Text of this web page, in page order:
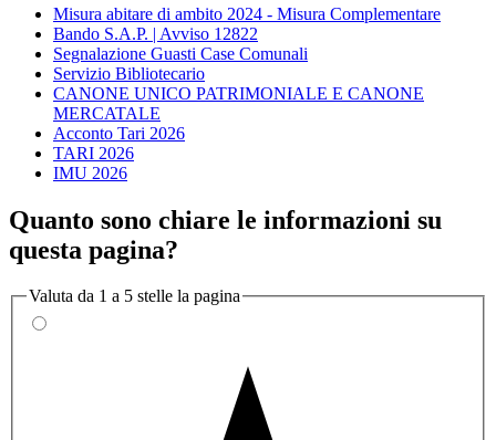
Misura abitare di ambito 2024 - Misura Complementare
Bando S.A.P. | Avviso 12822
Segnalazione Guasti Case Comunali
Servizio Bibliotecario
CANONE UNICO PATRIMONIALE E CANONE
MERCATALE
Acconto Tari 2026
TARI 2026
IMU 2026
Quanto sono chiare le informazioni su
questa pagina?
Valuta da 1 a 5 stelle la pagina